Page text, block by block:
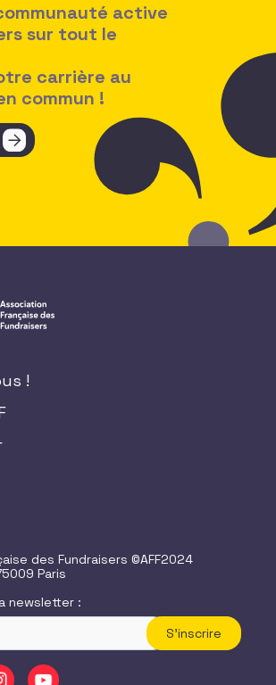
active
sur tout le
carrière au
commun !
!
des Fundraisers ©AFF2024
Paris
newsletter :
S'inscrire